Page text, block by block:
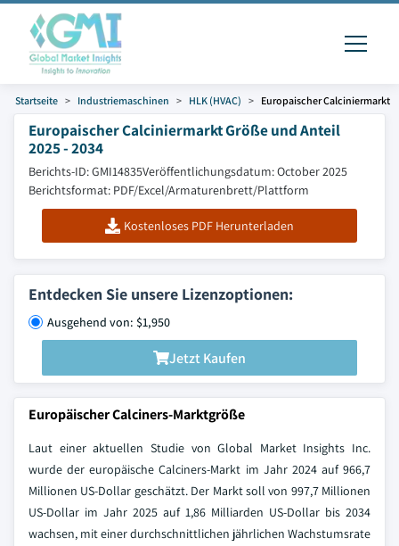
Startseite Industriemaschinen HLK (HVAC) Europaischer Calciniermarkt
Europaischer Calciniermarkt Größe und Anteil
2025 - 2034
Berichts-ID: GMI14835Veröffentlichungsdatum: October 2025
Berichtsformat: PDF/Excel/Armaturenbrett/Plattform
Kostenloses PDF Herunterladen
Entdecken Sie unsere Lizenzoptionen:
Ausgehend von: $1,950
Jetzt Kaufen
Europäischer Calciners-Marktgröße
Laut einer aktuellen Studie von Global Market Insights Inc.
wurde der europäische Calciners-Markt im Jahr 2024 auf 966,7
Millionen US-Dollar geschätzt. Der Markt soll von 997,7 Millionen
US-Dollar im Jahr 2025 auf 1,86 Milliarden US-Dollar bis 2034
wachsen, mit einer durchschnittlichen jährlichen Wachstumsrate